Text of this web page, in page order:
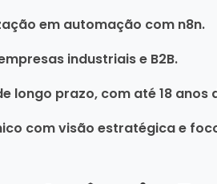
em automação com n8n.
industriais e B2B.
longo prazo, com até 18 anos
com visão estratégica e